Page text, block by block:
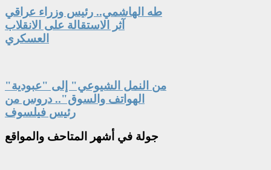
طه الهاشمي.. رئيس وزراء عراقي
آثر الاستقالة على الانقلاب
العسكري
"من النمل الشيوعي" إلى "عبودية
الهواتف والسوق".. دروس من
رئيس فيلسوف
جولة في أشهر المتاحف والمواقع